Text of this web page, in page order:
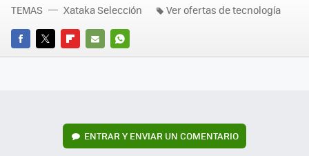
FACEBOOK
TWITTERFLIPBOARD
E-
WHATSAPP
TEMAS Xataka Selección Ver ofertas de tecnología
ENTRAR Y ENVIAR UN COMENTARIO